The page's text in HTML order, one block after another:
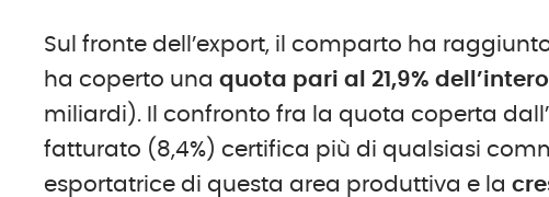
Sul fronte dell’export, il comparto ha
ha coperto unaquota pari al 21,9%
miliardi). Il confronto fra la quota coperta
fatturato (8,4%) certifica più di qualsiasi
esportatrice di questa area produttiva e la